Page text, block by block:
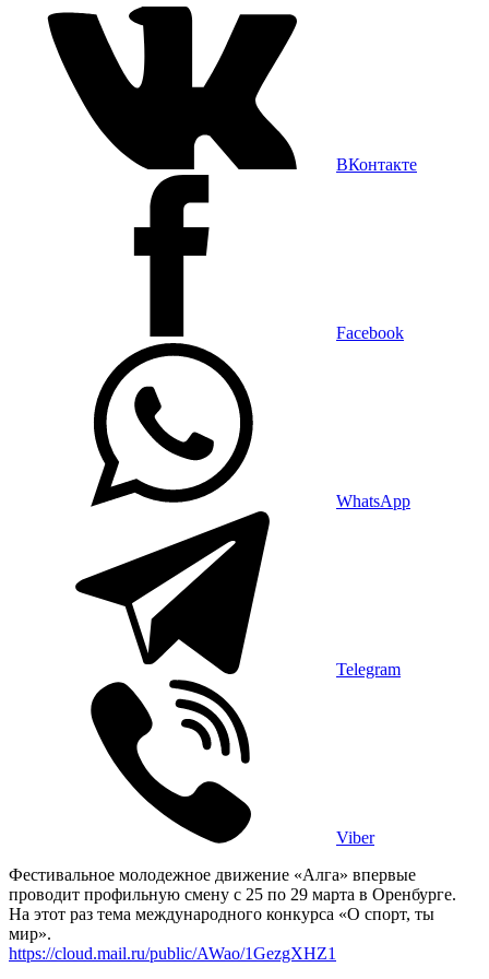
ВКонтакте
Facebook
WhatsApp
Telegram
Viber
Фестивальное молодежное движение «Алга» впервые
проводит профильную смену с 25 по 29 марта в Оренбурге.
На этот раз тема международного конкурса «О спорт, ты
мир».
https://cloud.mail.ru/public/AWao/1GezgXHZ1